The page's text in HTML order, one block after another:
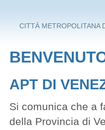
CITTÀ METROPOLITANA
APT DI
Si comunica che a
della Provincia di